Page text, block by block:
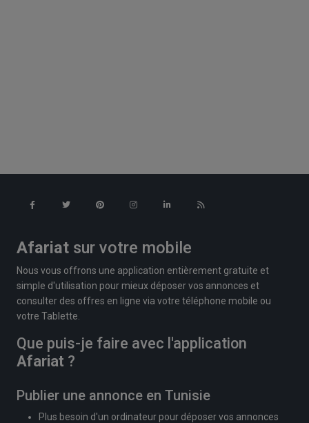
Afariat sur votre mobile
Nous vous offrons une application entièrement gratuite et
simple d'utilisation pour mieux déposer vos annonces et
consulter des offres en ligne via votre téléphone mobile ou
votre Tablette.
Que puis-je faire avec l'application
Afariat ?
Publier une annonce en Tunisie
Plus besoin d'un ordinateur pour déposer vos annonces